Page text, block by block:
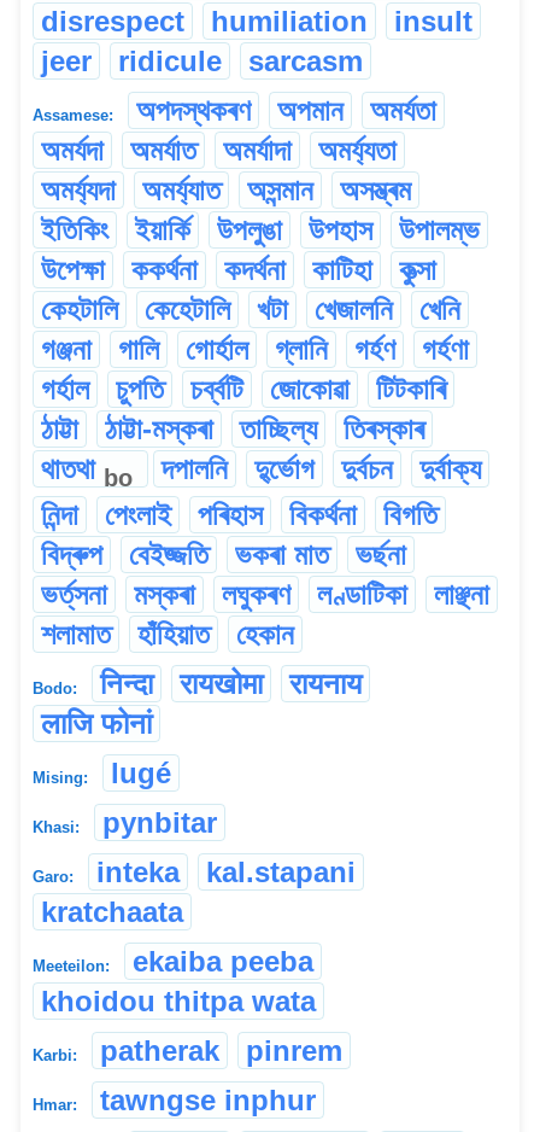
disrespect
humiliation
insult
jeer
ridicule sarcasm
Assamese: অপদস্থকৰণ অপমান
অমৰ্যতা
অমৰ্যদা
অমৰ্যাত অমৰ্যাদা
অমৰ্য্যতা
অমৰ্য্যদা
অমৰ্য্যাত অসন্মান
অসম্ভ্ৰম
ইতিকিং
ইয়াৰ্কি উপলুঙা উপহাস
উপালম্ভ
উপেক্ষা
ককৰ্থনা কদৰ্থনা কাটিহা
কুত্‍সা
কেহটালি
কেহেটালি খটা খেজালনি
খেনি
গঞ্জনা
গালি গোৰ্হাল গ্লানি গৰ্হণ
গৰ্হণা
গৰ্হাল
চুপতি চৰ্ব্বটি জোকোৱা
টিটকাৰি
ঠাট্টা
ঠাট্টা-মস্কৰা তাচ্ছিল্য
তিৰস্কাৰ
থাতথা bo দপালনি দু্ৰ্ভোগ দুৰ্বচন
দুৰ্বাক্য
নিন্দা
পেংলাই পৰিহাস বিকৰ্থনা
বিগতি
বিদ্ৰুপ
বেইজ্জতি ভকৰা মাত
ভৰ্ছনা
ভৰ্ত্‌সনা
মস্কৰা লঘুকৰণ লণ্ডাটিকা
লাঞ্ছনা
শলামাত
হাঁহিয়াত হেকান
Bodo: निन्दा रायखोमा
रायनाय
लाजि फोनां
Mising: lugé
Khasi: pynbitar
Garo: inteka
kal.stapani
kratchaata
Meeteilon:
ekaiba peeba
khoidou thitpa wata
Karbi: patherak pinrem
Hmar: tawngse inphur